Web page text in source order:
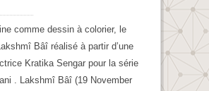
comme dessin à colorier, le
Bâî réalisé à partir d’une
Kratika Sengar pour la série
. Lakshmî Bâî (19 November